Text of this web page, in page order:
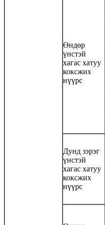
Өндөр
үнстэй
хагас хатуу
коксжих
нүүрс
Дунд зэрэг
үнстэй
хагас хатуу
коксжих
нүүрс